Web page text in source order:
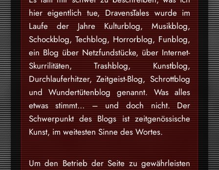
hier eigentlich tue, DravensTales wurde im
Laufe der Jahre Kulturblog, Musikblog,
Schockblog, Techblog, Horrorblog, Funblog,
ein Blog über Netzfundstücke, über Internet-
Skurrilitäten, Trashblog, Kunstblog,
Durchlauferhitzer, Zeitgeist-Blog, Schrottblog
und Wundertütenblog genannt. Was alles
etwas stimmt… – und doch nicht. Der
Schwerpunkt des Blogs ist zeitgenössische
Kunst, im weitesten Sinne des Wortes.
Um den Betrieb der Seite zu gewährleisten